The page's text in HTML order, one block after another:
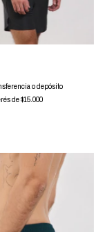
o depósito
de$15.000